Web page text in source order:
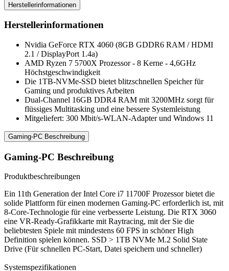
Herstellerinformationen
Herstellerinformationen
Nvidia GeForce RTX 4060 (8GB GDDR6 RAM / HDMI
2.1 / DisplayPort 1.4a)
AMD Ryzen 7 5700X Prozessor - 8 Kerne - 4,6GHz
Höchstgeschwindigkeit
Die 1TB-NVMe-SSD bietet blitzschnellen Speicher für
Gaming und produktives Arbeiten
Dual-Channel 16GB DDR4 RAM mit 3200MHz sorgt für
flüssiges Multitasking und eine bessere Systemleistung
Mitgeliefert: 300 Mbit/s-WLAN-Adapter und Windows 11
Gaming-PC Beschreibung
Gaming-PC Beschreibung
Produktbeschreibungen
Ein 11th Generation der Intel Core i7 11700F Prozessor bietet die
solide Plattform für einen modernen Gaming-PC erforderlich ist, mit
8-Core-Technologie für eine verbesserte Leistung. Die RTX 3060
eine VR-Ready-Grafikkarte mit Raytracing, mit der Sie die
beliebtesten Spiele mit mindestens 60 FPS in schöner High
Definition spielen können. SSD > 1TB NVMe M.2 Solid State
Drive (Für schnellen PC-Start, Datei speichern und schneller)
Systemspezifikationen